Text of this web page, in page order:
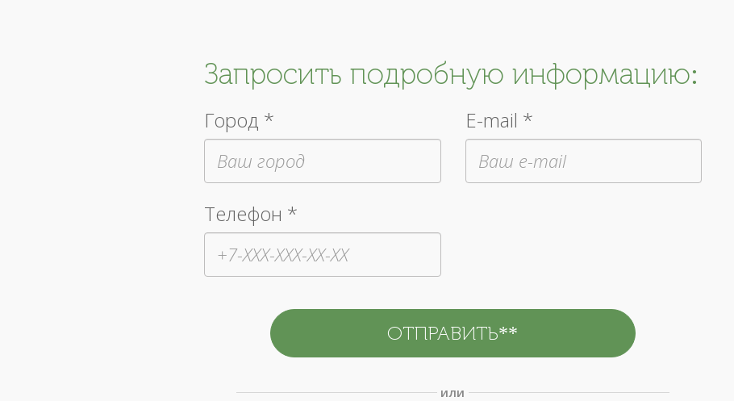
Запросить подробную информацию:
Город * E-mail *
Телефон *
или